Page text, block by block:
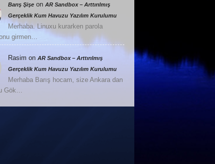
Barış Şişe on AR Sandbox – Arttırılmış
Gerçeklik Kum Havuzu Yazılım Kurulumu
Merhaba. Linuxu kurarken parola
girmen…
Rasim on AR Sandbox – Arttırılmış
Gerçeklik Kum Havuzu Yazılım Kurulumu
Merhaba Barış hocam, size Ankara dan
Gök…